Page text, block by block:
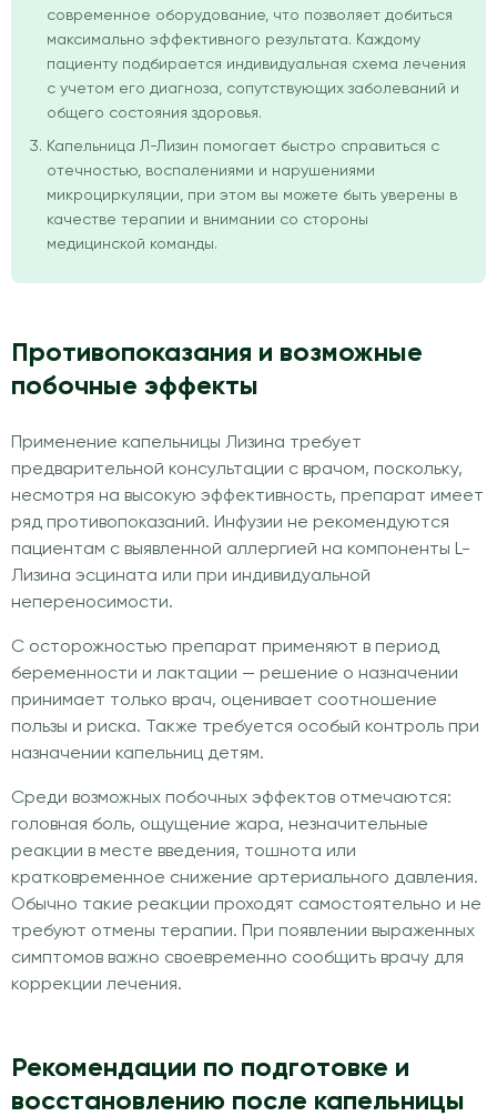
современное оборудование, что позволяет добиться
максимально эффективного результата. Каждому
пациенту подбирается индивидуальная схема лечения
с учетом его диагноза, сопутствующих заболеваний и
общего состояния здоровья.
Капельница Л-Лизин помогает быстро справиться с
отечностью, воспалениями и нарушениями
микроциркуляции, при этом вы можете быть уверены в
качестве терапии и внимании со стороны
медицинской команды.
Противопоказания и возможные
побочные эффекты
Применение капельницы Лизина требует
предварительной консультации с врачом, поскольку,
несмотря на высокую эффективность, препарат имеет
ряд противопоказаний. Инфузии не рекомендуются
пациентам с выявленной аллергией на компоненты L-
Лизина эсцината или при индивидуальной
непереносимости.
С осторожностью препарат применяют в период
беременности и лактации — решение о назначении
принимает только врач, оценивает соотношение
пользы и риска. Также требуется особый контроль при
назначении капельниц детям.
Среди возможных побочных эффектов отмечаются:
головная боль, ощущение жара, незначительные
реакции в месте введения, тошнота или
кратковременное снижение артериального давления.
Обычно такие реакции проходят самостоятельно и не
требуют отмены терапии. При появлении выраженных
симптомов важно своевременно сообщить врачу для
коррекции лечения.
Рекомендации по подготовке и
восстановлению после капельницы